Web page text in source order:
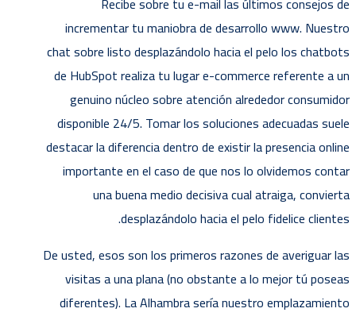
incrementar tu maniobra de desarrollo www. Nuestro
chat sobre listo desplazándolo hacia el pelo los chatbots
de HubSpot realiza tu lugar e-commerce referente a un
genuino núcleo sobre atención alrededor consumidor
disponible 24/5. Tomar los soluciones adecuadas suele
destacar la diferencia dentro de existir la presencia online
importante en el caso de que nos lo olvidemos contar
una buena medio decisiva cual atraiga, convierta
desplazándolo hacia el pelo fidelice clientes.
De usted, esos son los primeros razones de averiguar las
visitas a una plana (no obstante a lo mejor tú poseas
diferentes). La Alhambra serí­a nuestro emplazamiento